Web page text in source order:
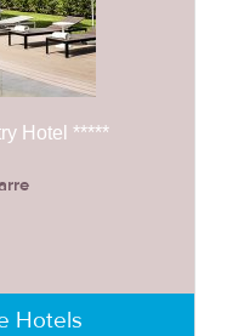
Hotel *****
Hotels